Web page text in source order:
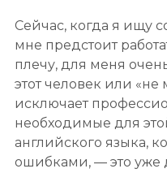
Сейчас, когда я ищу
мне предстоит
плечу, для меня
этот человек или «не
исключает
необходимые для
английского языка,
ошибками, — это уже